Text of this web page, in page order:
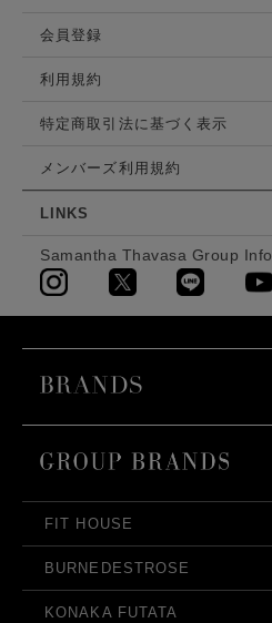
会員登録
利用規約
特定商取引法に基づく表示
メンバーズ利用規約
LINKS
Samantha Thavasa Group Info.
FIT HOUSE
BURNEDESTROSE
KONAKA FUTATA